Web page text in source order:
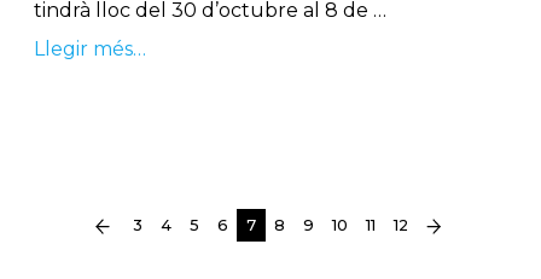
tindrà lloc del 30 d’octubre al 8 de …
Llegir més…
3 4 5 6 7(current)
8 9 10 11 12